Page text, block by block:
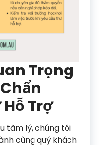
Trọng
Trợ
tâm lý, chúng tôi
cùng quý khách